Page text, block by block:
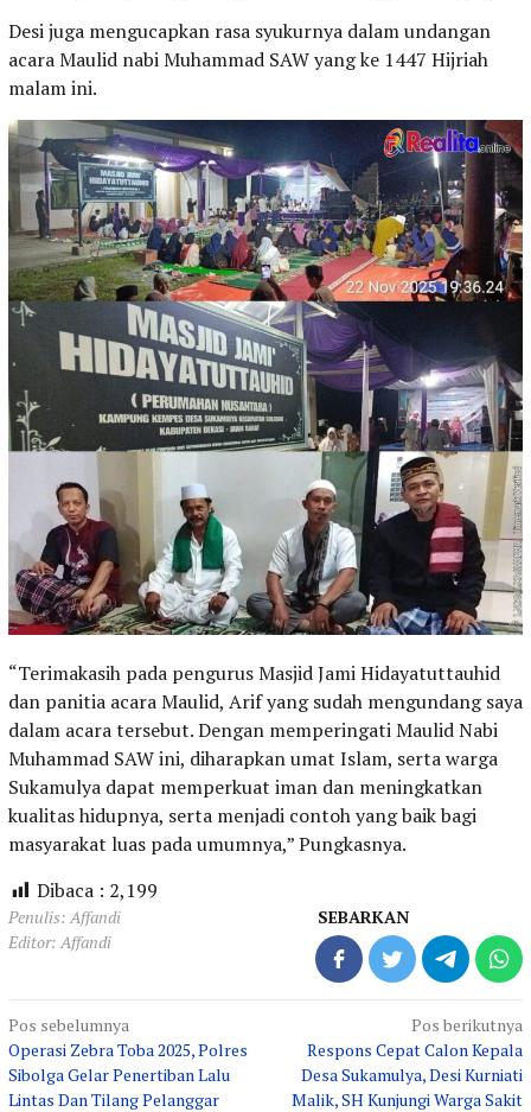
Desi juga mengucapkan rasa syukurnya dalam undangan
acara Maulid nabi Muhammad SAW yang ke 1447 Hijriah
malam ini.
“Terimakasih pada pengurus Masjid Jami Hidayatuttauhid
dan panitia acara Maulid, Arif yang sudah mengundang saya
dalam acara tersebut. Dengan memperingati Maulid Nabi
Muhammad SAW ini, diharapkan umat Islam, serta warga
Sukamulya dapat memperkuat iman dan meningkatkan
kualitas hidupnya, serta menjadi contoh yang baik bagi
masyarakat luas pada umumnya,” Pungkasnya.
Dibaca : 2,199
Penulis: Affandi
Editor: Affandi
SEBARKAN
Navigasi
pos
Pos sebelumnya
Operasi Zebra Toba 2025, Polres
Sibolga Gelar Penertiban Lalu
Lintas Dan Tilang Pelanggar
Pos berikutnya
Respons Cepat Calon Kepala
Desa Sukamulya, Desi Kurniati
Malik, SH Kunjungi Warga Sakit